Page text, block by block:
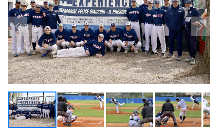
Previous Next